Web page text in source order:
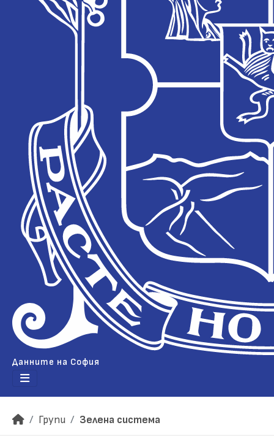
Данните на София
Групи Зелена система